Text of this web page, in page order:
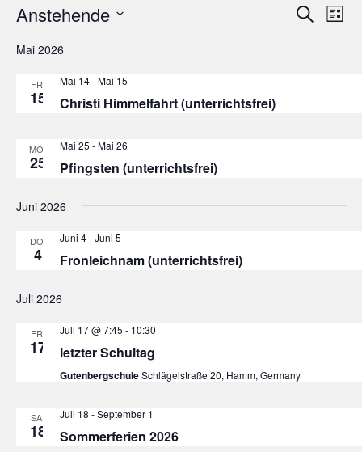
und
SUCHELISTE
Anstehende
wählen.
Mai 2026
FR.
15
Mai 14-Mai 15
Christi Himmelfahrt (unterrichtsfrei)
MO.
25
Mai 25 -Mai 26
Pfingsten (unterrichtsfrei)
Juni 2026
DO.
4
Juni 4-Juni 5
Fronleichnam (unterrichtsfrei)
Juli 2026
FR.
17
Juli 17 @ 7:45 - 10:30
letzter Schultag
GutenbergschuleSchlägelstraße 20, Hamm, Germany
SA.
18
Juli 18 -September 1
Sommerferien 2026